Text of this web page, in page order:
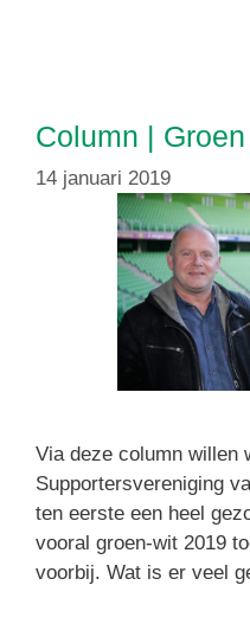
Column |
14 januari 2019
Via deze column willen
Supportersvereniging
ten eerste een heel
vooral groen-wit 2019
voorbij. Wat is er veel